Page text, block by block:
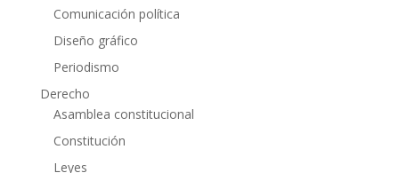
Comunicación política
Diseño gráfico
Periodismo
Derecho
Asamblea constitucional
Constitución
Leyes